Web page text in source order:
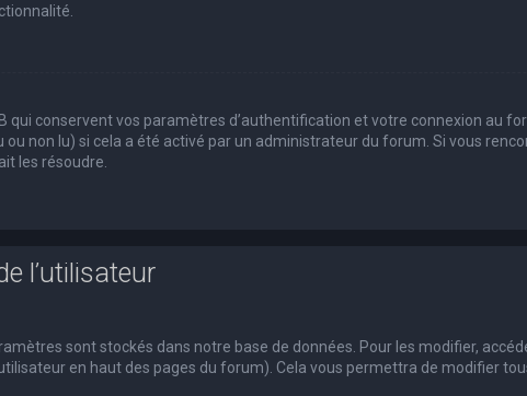
qui conservent vos paramètres d’authentification et votre connexion au
non lu) si cela a été activé par un administrateur du forum. Si vous
les résoudre.
l’utilisateur
sont stockés dans notre base de données. Pour les modifier,
en haut des pages du forum). Cela vous permettra de modifier